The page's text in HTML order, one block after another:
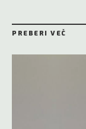
PREBERI VEČ